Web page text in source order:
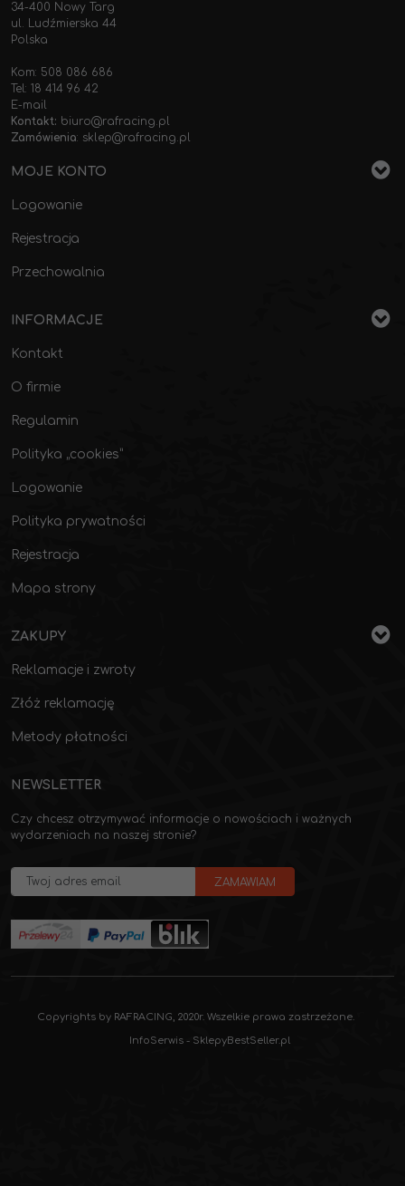
34-400 Nowy Targ
ul. Ludźmierska 44
Polska
Kom: 508 086 686
Tel: 18 414 96 42
E-mail
Kontakt: biuro@rafracing.pl
Zamówienia: sklep@rafracing.pl
MOJE KONTO
Logowanie
Rejestracja
Przechowalnia
INFORMACJE
Kontakt
O firmie
Regulamin
Polityka „cookies”
Logowanie
Polityka prywatności
Rejestracja
Mapa strony
ZAKUPY
Reklamacje i zwroty
Złóż reklamację
Metody płatności
NEWSLETTER
Czy chcesz otrzymywać informacje o nowościach i ważnych
wydarzeniach na naszej stronie?
Copyrights by RAFRACING, 2020r. Wszelkie prawa zastrzeżone.
InfoSerwis - SklepyBestSeller.pl